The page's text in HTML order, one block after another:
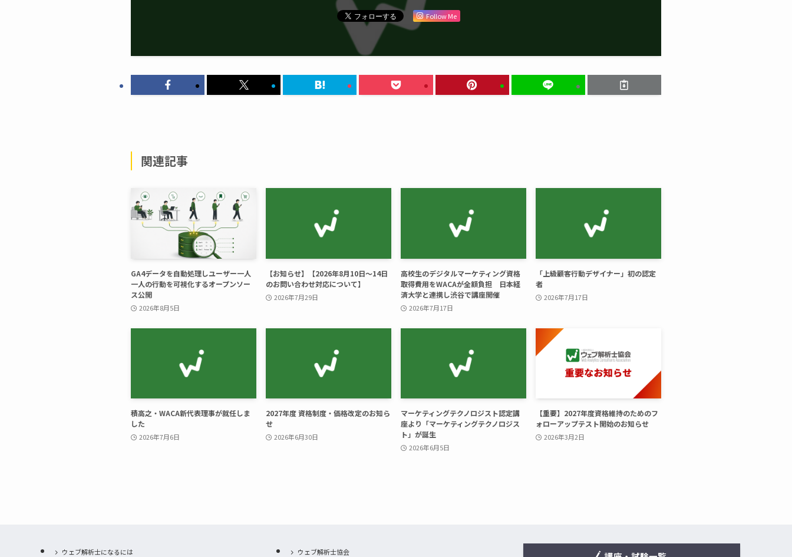
Follow Me
関連記事
GA4データを自動処理しユーザー一人
一人の行動を可視化するオープンソー
ス公開
2026年8月5日
【お知らせ】【2026年8月10日～14日
のお問い合わせ対応について】
2026年7月29日
高校生のデジタルマーケティング資格
取得費用をWACAが全額負担 日本経
済大学と連携し渋谷で講座開催
2026年7月17日
「上級顧客行動デザイナー」初の認定
者
2026年7月17日
積高之・WACA新代表理事が就任しま
した
2026年7月6日
2027年度 資格制度・価格改定のお知ら
せ
2026年6月30日
マーケティングテクノロジスト認定講
座より「マーケティングテクノロジス
ト」が誕生
2026年6月5日
【重要】2027年度資格維持のためのフ
ォローアップテスト開始のお知らせ
2026年3月2日
ウェブ解析士になるには
ウェブ解析士協会